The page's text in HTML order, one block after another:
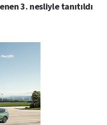
3. nesliyle tanıtıldı